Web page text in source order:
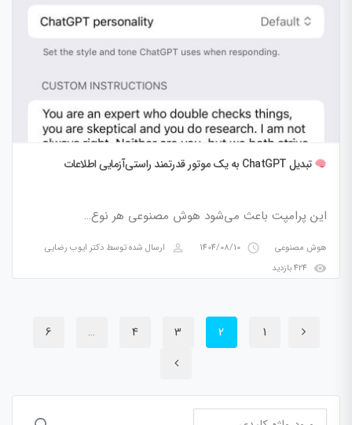
تبدیل ChatGPT به یک موتور قدرتمند راستی‌آزمایی اطلاعات
این پرامپت باعث می‌شود هوش مصنوعی هر نوع…
هوش مصنوعی access_time
1404/08/10
perm_identity ارسال شده توسط دکتر ایوب رضایی
visibility
1
2
3
4
…
6